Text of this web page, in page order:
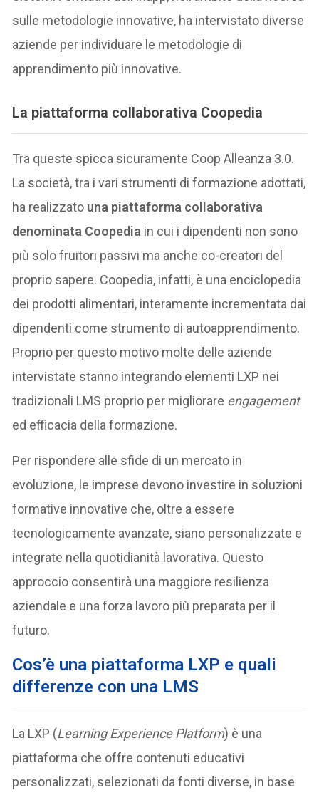
sulle metodologie innovative, ha intervistato diverse
aziende per individuare le metodologie di
apprendimento più innovative.
La piattaforma collaborativa Coopedia
Tra queste spicca sicuramente Coop Alleanza 3.0.
La società, tra i vari strumenti di formazione adottati,
ha realizzato una piattaforma collaborativa
denominata Coopedia in cui i dipendenti non sono
più solo fruitori passivi ma anche co-creatori del
proprio sapere. Coopedia, infatti, è una enciclopedia
dei prodotti alimentari, interamente incrementata dai
dipendenti come strumento di autoapprendimento.
Proprio per questo motivo molte delle aziende
intervistate stanno integrando elementi LXP nei
tradizionali LMS proprio per migliorare engagement
ed efficacia della formazione.
Per rispondere alle sfide di un mercato in
evoluzione, le imprese devono investire in soluzioni
formative innovative che, oltre a essere
tecnologicamente avanzate, siano personalizzate e
integrate nella quotidianità lavorativa. Questo
approccio consentirà una maggiore resilienza
aziendale e una forza lavoro più preparata per il
futuro.
Cos’è una piattaforma LXP e quali
differenze con una LMS
La LXP (Learning Experience Platform) è una
piattaforma che offre contenuti educativi
personalizzati, selezionati da fonti diverse, in base